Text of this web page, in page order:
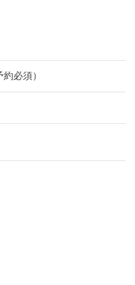
必須）